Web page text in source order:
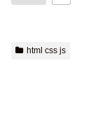
html css js